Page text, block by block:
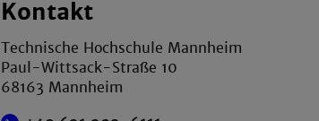
Kontakt
Technische Hochschule Mannheim
Paul-Wittsack-Straße 10
68163 Mannheim